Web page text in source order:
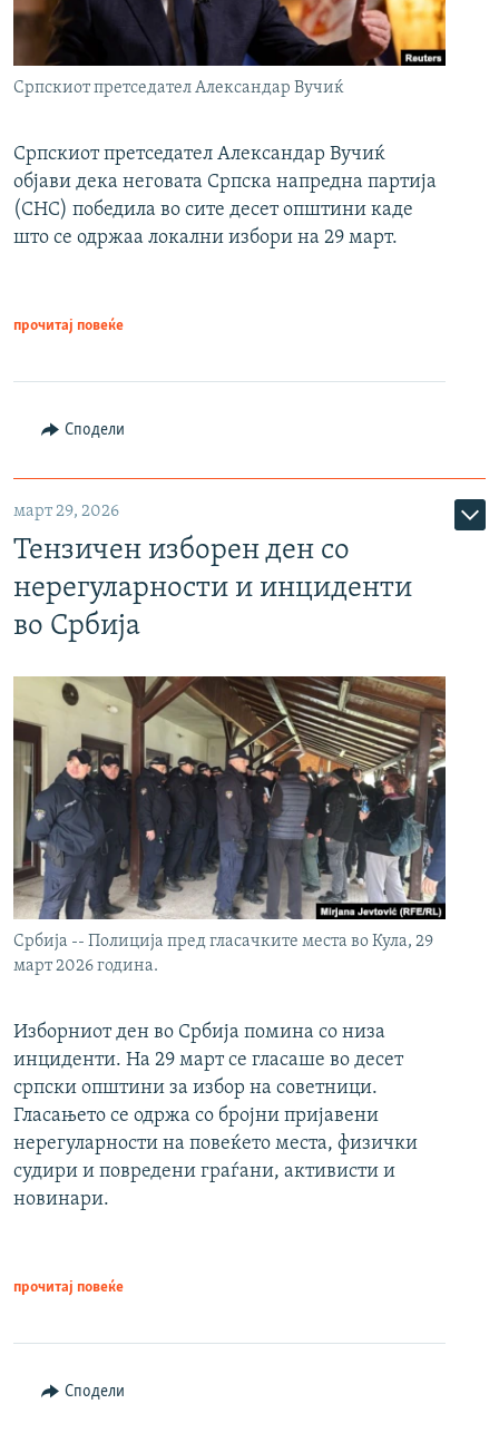
Српскиот претседател Александар Вучиќ
Српскиот претседател Александар Вучиќ
објави дека неговата Српска напредна партија
(СНС) победила во сите десет општини каде
што се одржаа локални избори на 29 март.
прочитај повеќе
Сподели
март 29, 2026
Тензичен изборен ден со
нерегуларности и инциденти
во Србија
Србија -- Полиција пред гласачките места во Кула, 29
март 2026 година.
Изборниот ден во Србија помина со низа
инциденти. На 29 март се гласаше во десет
српски општини за избор на советници.
Гласањето се одржа со бројни пријавени
нерегуларности на повеќето места, физички
судири и повредени граѓани, активисти и
новинари.
прочитај повеќе
Сподели